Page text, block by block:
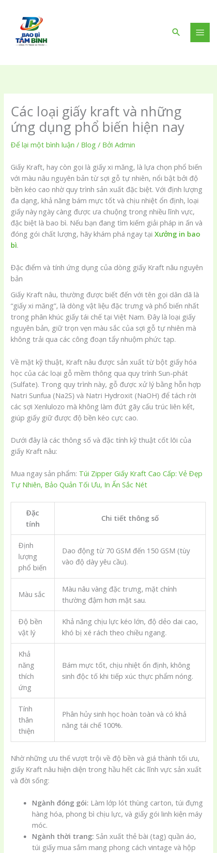
dung
Tìm
kiếm
Các loại giấy kraft và những
ứng dụng phổ biến hiện nay
Để lại một bình luận / Blog / BởiAdmin
Giấy Kraft, hay còn gọi là giấy xi măng, là lựa chọn phổ biến
với màu nâu nguyên bản từ sợi gỗ tự nhiên, nổi bật bởi độ
bền kéo cao nhờ quy trình sản xuất đặc biệt. Với định lượng
đa dạng, khả năng bám mực tốt và chịu nhiệt ổn định, loại
giấy này ngày càng được ưa chuộng trong nhiều lĩnh vực,
đặc biệt là bao bì. Nếu bạn đang tìm kiếm giải pháp in ấn và
đóng gói chất lượng, hãy khám phá ngay tạiXưởng in bao
bì.
Đặc điểm và tính ứng dụng của dòng giấy Kraft nâu nguyên
bản
Giấy Kraft nâu, thường được biết đến với tên gọi dân dã là
“giấy xi măng”, là dòng vật liệu đặc trưng và phổ biến nhất
trong phân khúc giấy tái chế tại Việt Nam. Đây là loại giấy
nguyên bản, giữ trọn vẹn màu sắc của sợi gỗ tự nhiên mà
không trải qua các công đoạn tẩy nhuộm phức tạp.
Về mặt kỹ thuật, Kraft nâu được sản xuất từ bột giấy hóa
học của các loại gỗ mềm thông qua quy trình Sun-phát
(Sulfate). Trong quy trình này, gỗ được xử lý bằng hỗn hợp
Natri Sunfua (Na2S) và Natri Hydroxit (NaOH) để tách rời
các sợi Xenlulozo mà không làm đứt gãy cấu trúc liên kết,
giúp giấy giữ được độ bền kéo cực cao.
Dưới đây là các thông số và đặc tính kỹ thuật cốt lõi của
giấy Kraft nâu:
Mua ngay sản phẩm: Túi Zipper Giấy Kraft Cao Cấp: Vẻ Đẹp
Tự Nhiên, Bảo Quản Tối Ưu, In Ấn Sắc Nét
Đặc
tính
Chi tiết thông số
Định
lượng
phổ biến
Dao động từ 70 GSM đến 150 GSM (tùy
vào độ dày yêu cầu).
Màu sắc
Màu nâu vàng đặc trưng, mặt chính
thường đậm hơn mặt sau.
Độ bền
vật lý
Khả năng chịu lực kéo lớn, độ dẻo dai cao,
khó bị xé rách theo chiều ngang.
Khả
năng
thích
ứng
Bám mực tốt, chịu nhiệt ổn định, không
sinh độc tố khi tiếp xúc thực phẩm nóng.
Tính
thân
thiện
Phân hủy sinh học hoàn toàn và có khả
năng tái chế 100%.
Nhờ những ưu thế vượt trội về độ bền và giá thành tối ưu,
giấy Kraft nâu hiện diện trong hầu hết các lĩnh vực sản xuất
và đời sống:
Ngành đóng gói: Làm lớp lót thùng carton, túi đựng
hàng hóa, phong bì chịu lực, và giấy gói linh kiện máy
móc.
Ngành thời trang: Sản xuất thẻ bài (tag) quần áo,
túi giấy mua sắm mang phong cách vintage và hộp